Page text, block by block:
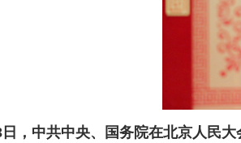
，中共中央、国务院在北京人民